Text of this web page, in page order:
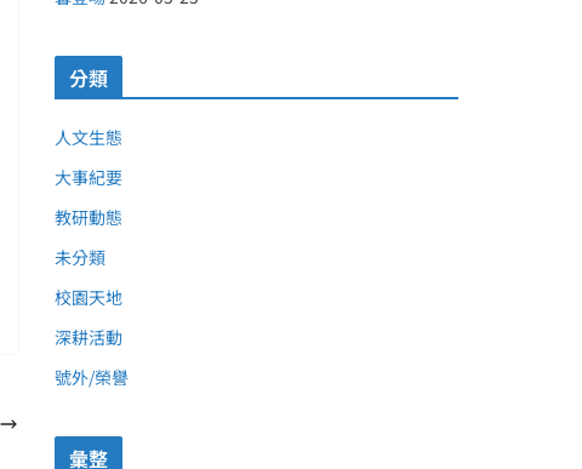
分類
人文生態
大事紀要
教研動態
未分類
校園天地
深耕活動
號外/榮譽
彙整